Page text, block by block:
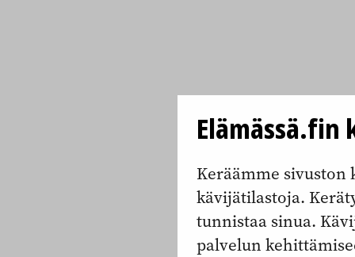
Keräämme sivuston
kävijätilastoja.
tunnistaa sinua.
palvelun